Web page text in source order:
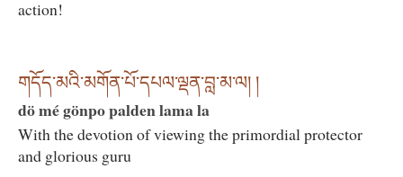
action!
གདོད་མའི་མགོན་པོ་དཔལ་ལྡན་བླ་མ་ལ། །
dö mé gönpo palden lama la
With the devotion of viewing the primordial protector
and glorious guru